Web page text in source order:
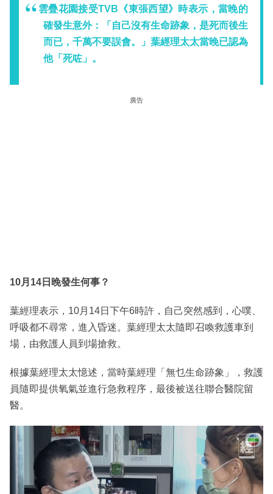
雲疊花園接受TVB《東張西望》時表示，當晚的
確發生意外：「自己沒有生命跡象，是死而後生
而已，千萬不要誤會。」葉經理太太當晚已認為
他「死咗」。
廣告
10月14日晚發生何事？
葉經理表示，10月14日下午6時許，自己突然感到，心噗、
呼吸都不尋常，進入昏迷。葉經理太太隨即召喚救護車到
場，由救護人員到場搶救。
根據葉經理太太憶述，當時葉經理「無乜生命跡象」，救護
員隨即提供氧氣並進行急救程序，最後被送往聯合醫院留
醫。